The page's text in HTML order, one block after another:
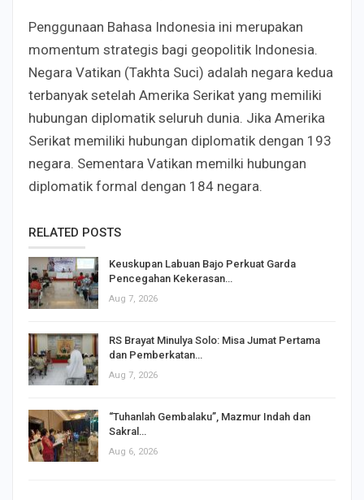
Penggunaan Bahasa Indonesia ini merupakan
momentum strategis bagi geopolitik Indonesia.
Negara Vatikan (Takhta Suci) adalah negara kedua
terbanyak setelah Amerika Serikat yang memiliki
hubungan diplomatik seluruh dunia. Jika Amerika
Serikat memiliki hubungan diplomatik dengan 193
negara. Sementara Vatikan memilki hubungan
diplomatik formal dengan 184 negara.
RELATED POSTS
Keuskupan Labuan Bajo Perkuat Garda
Pencegahan Kekerasan…
Aug 7, 2026
RS Brayat Minulya Solo: Misa Jumat Pertama
dan Pemberkatan…
Aug 7, 2026
“Tuhanlah Gembalaku”, Mazmur Indah dan
Sakral…
Aug 6, 2026